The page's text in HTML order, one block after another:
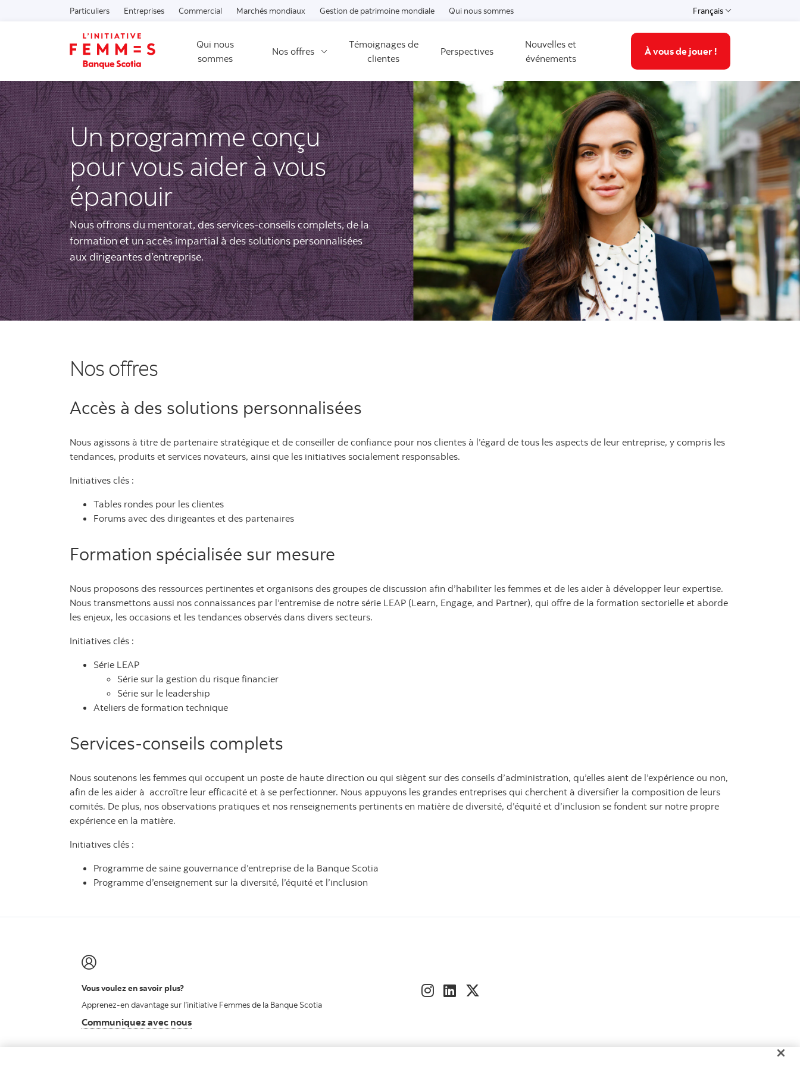
Passer au contenu
Particuliers Entreprises Commercial Marchés mondiaux Gestion de patrimoine mondiale Qui nous sommes Français
Select a language
Qui nous
sommes
Nos offres
Témoignages de
clientes
Perspectives
Nouvelles et
événements
À vous de jouer !
Un programme conçu
pour vous aider à vous
épanouir
Nous offrons du mentorat, des services-conseils complets, de la
formation et un accès impartial à des solutions personnalisées
aux dirigeantes d’entreprise.
Nos offres
Accès à des solutions personnalisées
Nous agissons à titre de partenaire stratégique et de conseiller de confiance pour nos clientes à l’égard de tous les aspects de leur entreprise, y compris les
tendances, produits et services novateurs, ainsi que les initiatives socialement responsables.
Initiatives clés :
Tables rondes pour les clientes
Forums avec des dirigeantes et des partenaires
Formation spécialisée sur mesure
Nous proposons des ressources pertinentes et organisons des groupes de discussion afin d’habiliter les femmes et de les aider à développer leur expertise.
Nous transmettons aussi nos connaissances par l’entremise de notre série LEAP (Learn, Engage, and Partner), qui offre de la formation sectorielle et aborde
les enjeux, les occasions et les tendances observés dans divers secteurs.
Initiatives clés :
Série LEAP
Série sur la gestion du risque financier
Série sur le leadership
Ateliers de formation technique
Services-conseils complets
Nous soutenons les femmes qui occupent un poste de haute direction ou qui siègent sur des conseils d’administration, qu’elles aient de l’expérience ou non,
afin de les aider à accroître leur efficacité et à se perfectionner. Nous appuyons les grandes entreprises qui cherchent à diversifier la composition de leurs
comités. De plus, nos observations pratiques et nos renseignements pertinents en matière de diversité, d’équité et d’inclusion se fondent sur notre propre
expérience en la matière.
Initiatives clés :
Programme de saine gouvernance d’entreprise de la Banque Scotia
Programme d’enseignement sur la diversité, l’équité et l’inclusion
Vous voulez en savoir plus?
Apprenez-en davantage sur l’initiative Femmes de la Banque Scotia
Communiquez avec nousCommuniquez avec nous